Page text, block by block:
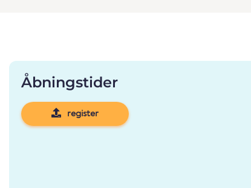
Åbningstider
register